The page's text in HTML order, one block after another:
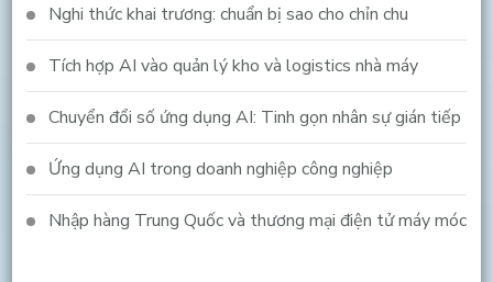
Nghi thức khai trương: chuẩn bị sao cho chỉn chu
Tích hợp AI vào quản lý kho và logistics nhà máy
Chuyển đổi số ứng dụng AI: Tinh gọn nhân sự gián tiếp
Ứng dụng AI trong doanh nghiệp công nghiệp
Nhập hàng Trung Quốc và thương mại điện tử máy móc